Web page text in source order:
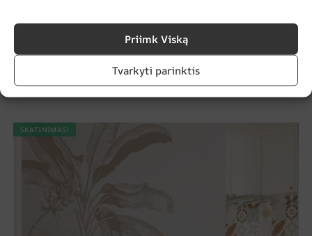
Priimk Viską
Tvarkyti parinktis
€19.87 €14.90
SKATINIMAS!